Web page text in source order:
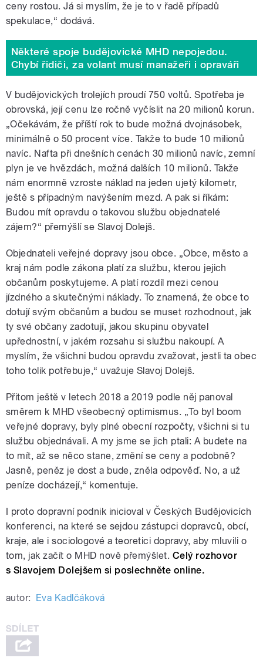
ceny rostou. Já si myslím, že je to v řadě případů
spekulace,“ dodává.
Některé spoje budějovické MHD nepojedou.
Chybí řidiči, za volant musí manažeři i opraváři
V budějovických trolejích proudí 750 voltů. Spotřeba je
obrovská, její cenu lze ročně vyčíslit na 20 milionů korun.
„Očekávám, že příští rok to bude možná dvojnásobek,
minimálně o 50 procent více. Takže to bude 10 milionů
navíc. Nafta při dnešních cenách 30 milionů navíc, zemní
plyn je ve hvězdách, možná dalších 10 milionů. Takže
nám enormně vzroste náklad na jeden ujetý kilometr,
ještě s případným navýšením mezd. A pak si říkám:
Budou mít opravdu o takovou službu objednatelé
zájem?“ přemýšlí se Slavoj Dolejš.
Objednateli veřejné dopravy jsou obce. „Obce, město a
kraj nám podle zákona platí za službu, kterou jejich
občanům poskytujeme. A platí rozdíl mezi cenou
jízdného a skutečnými náklady. To znamená, že obce to
dotují svým občanům a budou se muset rozhodnout, jak
ty své občany zadotují, jakou skupinu obyvatel
upřednostní, v jakém rozsahu si službu nakoupí. A
myslím, že všichni budou opravdu zvažovat, jestli ta obec
toho tolik potřebuje,“ uvažuje Slavoj Dolejš.
Přitom ještě v letech 2018 a 2019 podle něj panoval
směrem k MHD všeobecný optimismus. „To byl boom
veřejné dopravy, byly plné obecní rozpočty, všichni si tu
službu objednávali. A my jsme se jich ptali: A budete na
to mít, až se něco stane, změní se ceny a podobně?
Jasně, peněz je dost a bude, zněla odpověď. No, a už
peníze docházejí,“ komentuje.
I proto dopravní podnik inicioval v Českých Budějovicích
konferenci, na které se sejdou zástupci dopravců, obcí,
kraje, ale i sociologové a teoretici dopravy, aby mluvili o
tom, jak začít o MHD nově přemýšlet. Celý rozhovor
s Slavojem Dolejšem si poslechněte online.
autor: Eva Kadlčáková